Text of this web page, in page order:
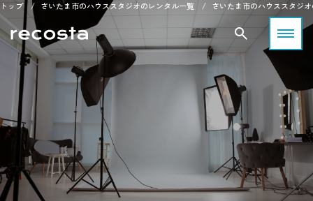
トップ さいたま市のハウススタジオのレンタル一覧 さいたま市のハウススタジ